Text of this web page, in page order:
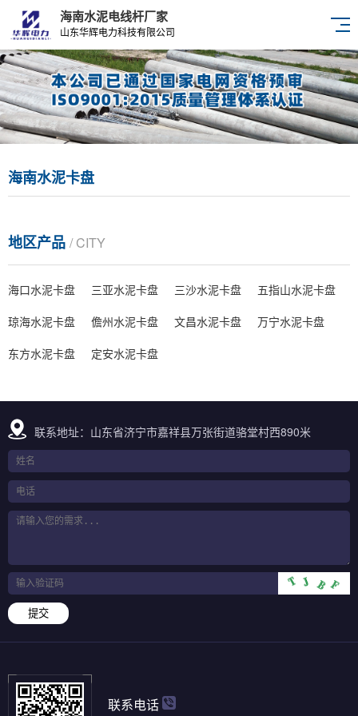
海南水泥电线杆厂家
山东华辉电力科技有限公司
海南水泥卡盘
地区产品 / CITY
海口水泥卡盘 三亚水泥卡盘 三沙水泥卡盘
五指山水泥卡盘
琼海水泥卡盘
儋州水泥卡盘 文昌水泥卡盘
万宁水泥卡盘
东方水泥卡盘
定安水泥卡盘
联系地址：山东省济宁市嘉祥县万张街道骆堂村西890米
提交
联系电话